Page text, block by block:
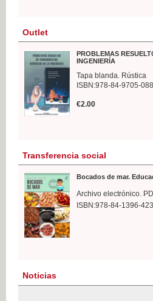
Outlet
PROBLEMAS
INGENIERÍA
Tapa blanda. Rústica
ISBN:978-84-9705-
€2.00
Transferencia social
Bocados de mar.
Archivo electrónico.
ISBN:978-84-1396-
Noticias